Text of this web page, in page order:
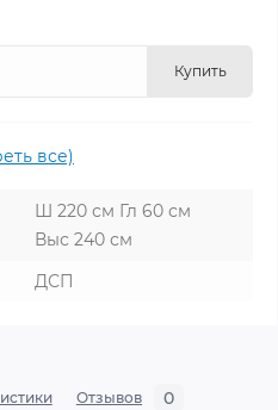
Купить
все)
Ш 220 см Гл 60 см
Выс 240 см
ДСП
Отзывов 0